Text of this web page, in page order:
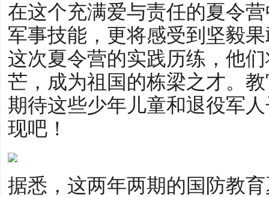
在这个充满爱与责任的夏令
军事技能，更将感受到坚毅
这次夏令营的实践历练，他
芒，成为祖国的栋梁之才。
期待这些少年儿童和退役军
现吧！
据悉，这两年两期的国防教